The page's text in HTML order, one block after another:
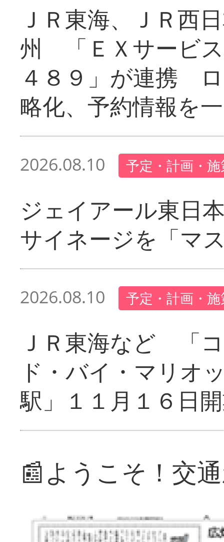
ＪＲ東海、ＪＲ西
州 「ＥＸサービ
４８９」が連携
略化、予約情報を
2026.08.10 予定・計画・
ジェイアール東日
サイネージを「マ
2026.08.10 予定・計画・
ＪＲ東海など 「
ド・バイ・マリオ
駅」１１月１６日
📰ようこそ！交